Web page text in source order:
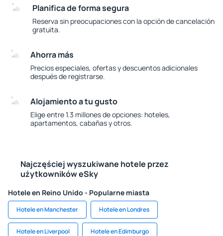
Planifica de forma segura
Reserva sin preocupaciones con la opción de cancelación
gratuita.
Ahorra más
Precios especiales, ofertas y descuentos adicionales
después de registrarse.
Alojamiento a tu gusto
Elige entre 1.3 millones de opciones: hoteles,
apartamentos, cabañas y otros.
Najczęściej wyszukiwane hotele przez
użytkowników eSky
Hotele en Reino Unido - Popularne miasta
Hotele en Manchester Hotele en Londres
Hotele en Liverpool Hotele en Edimburgo